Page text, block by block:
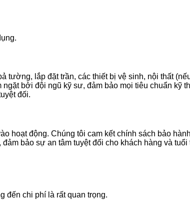
tường, lắp đặt trần, các thiết bị vệ sinh, nội thất
bởi đội ngũ kỹ sư, đảm bảo mọi tiêu chuẩn kỹ
đối.
hoạt động. Chúng tôi cam kết chính sách bảo
bảo sự an tâm tuyệt đối cho khách hàng và tuổi
đến chi phí là rất quan trọng.